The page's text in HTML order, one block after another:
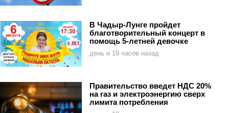
В Чадыр-Лунге пройдет
благотворительный концерт в
помощь 5-летней девочке
день и 19 часов назад
Правительство введет НДС 20%
на газ и электроэнергию сверх
лимита потребления